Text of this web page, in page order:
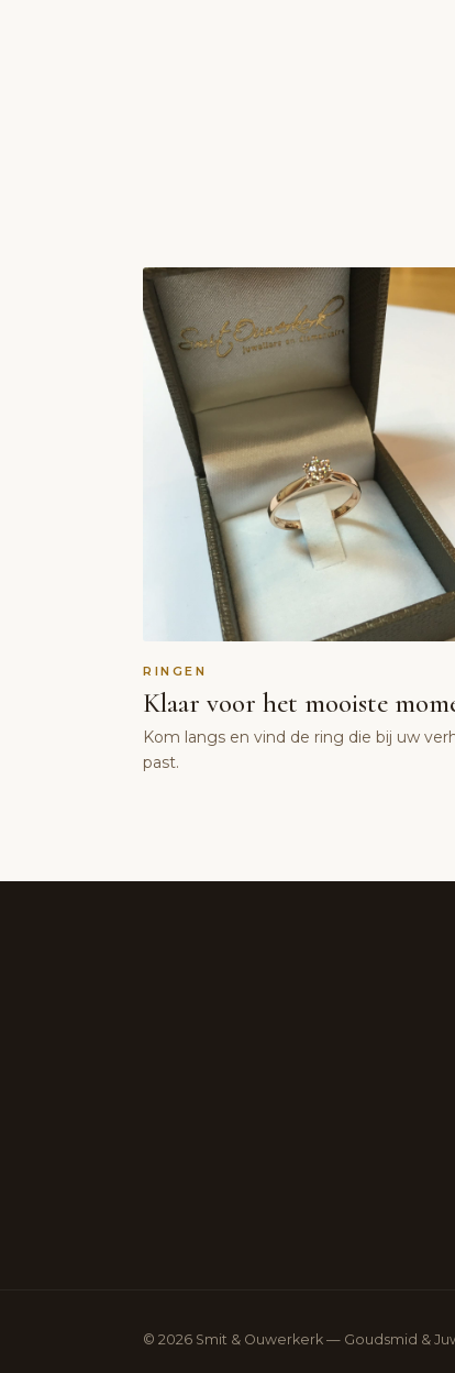
RINGEN
Klaar voor het mooiste
Kom langs en vind de ring die bij uw
past.
© 2026 Smit & Ouwerkerk — Goudsmid &